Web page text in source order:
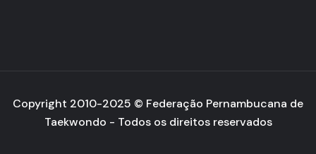
Copyright 2010-2025 © Federação Pernambucana de
Taekwondo - Todos os direitos reservados